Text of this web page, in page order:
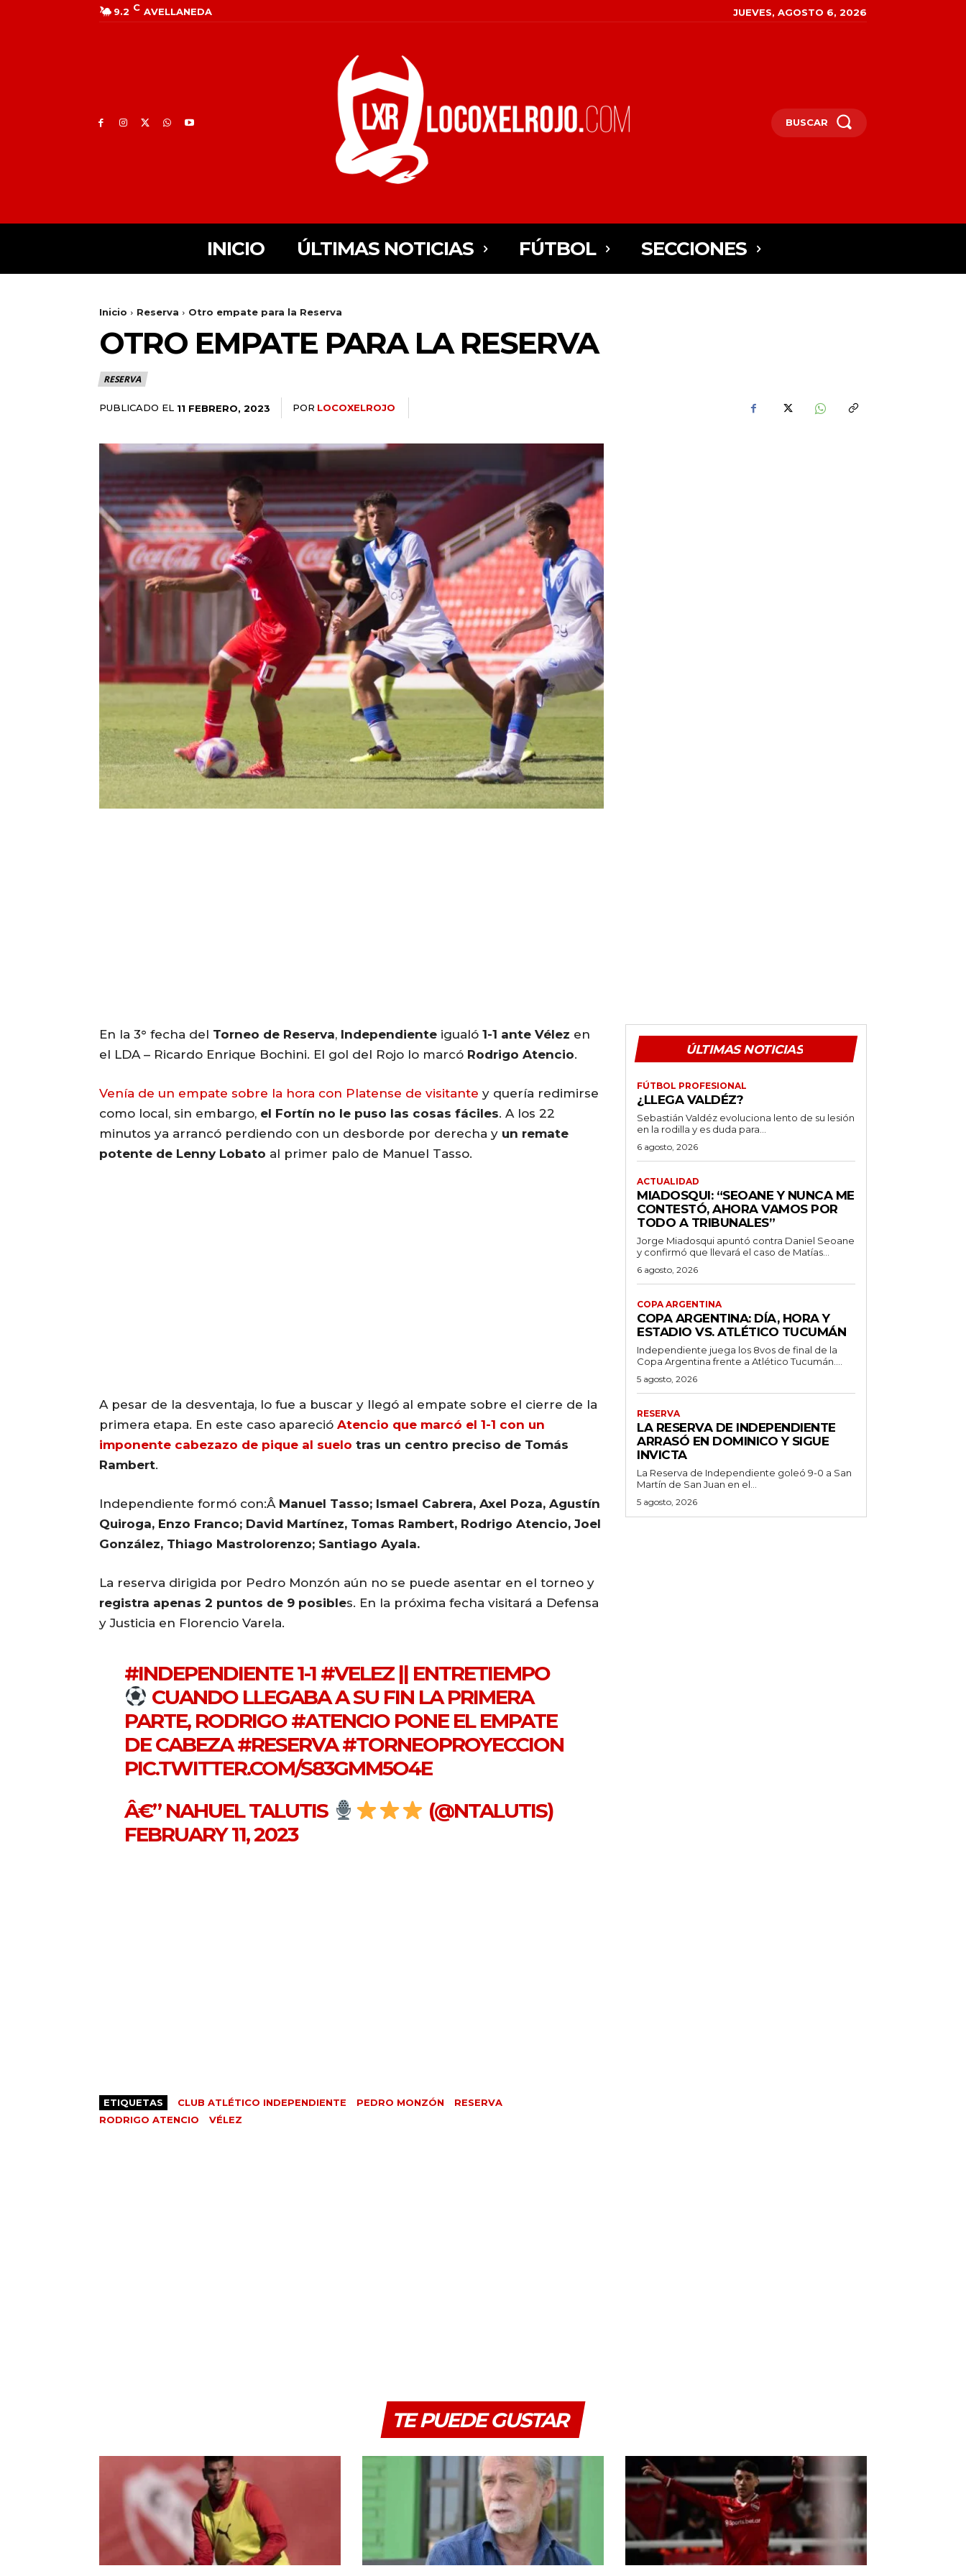
9.2 C AVELLANEDA JUEVES, AGOSTO 6, 2026
BUSCAR
INICIO ÚLTIMAS NOTICIAS FÚTBOL SECCIONES
Inicio Reserva Otro empate para la Reserva
OTRO EMPATE PARA LA RESERVA
RESERVA
PUBLICADO EL 11 FEBRERO, 2023 POR LOCOXELROJO
En la 3° fecha del Torneo de Reserva, Independiente igualó 1-1 ante Vélez en
el LDA – Ricardo Enrique Bochini. El gol del Rojo lo marcó Rodrigo Atencio.
Venía de un empate sobre la hora con Platense de visitante y quería redimirse
como local, sin embargo, el Fortín no le puso las cosas fáciles. A los 22
minutos ya arrancó perdiendo con un desborde por derecha y un remate
potente de Lenny Lobato al primer palo de Manuel Tasso.
A pesar de la desventaja, lo fue a buscar y llegó al empate sobre el cierre de la
primera etapa. En este caso apareció Atencio que marcó el 1-1 con un
imponente cabezazo de pique al suelo tras un centro preciso de Tomás
Rambert.
Independiente formó con:Â Manuel Tasso; Ismael Cabrera, Axel Poza, Agustín
Quiroga, Enzo Franco; David Martínez, Tomas Rambert, Rodrigo Atencio, Joel
González, Thiago Mastrolorenzo; Santiago Ayala.
La reserva dirigida por Pedro Monzón aún no se puede asentar en el torneo y
registra apenas 2 puntos de 9 posibles. En la próxima fecha visitará a Defensa
y Justicia en Florencio Varela.
#INDEPENDIENTE1-1 #VELEZ|| ENTRETIEMPO
CUANDO LLEGABA A SU FIN LA PRIMERA
PARTE, RODRIGO#ATENCIOPONE EL EMPATE
DE CABEZA#RESERVA #TORNEOPROYECCION
PIC.TWITTER.COM/S83GMM5O4E
Â€” NAHUEL TALUTIS
(@NTALUTIS)
FEBRUARY 11, 2023
ETIQUETAS CLUB ATLÉTICO INDEPENDIENTE PEDRO MONZÓN
RESERVA
RODRIGO ATENCIO
VÉLEZ
ÚLTIMAS NOTICIAS
FÚTBOL PROFESIONAL
¿LLEGA VALDÉZ?
Sebastián Valdéz evoluciona lento de su lesión
en la rodilla y es duda para...
6 agosto, 2026
ACTUALIDAD
MIADOSQUI: “SEOANE Y NUNCA ME
CONTESTÓ, AHORA VAMOS POR
TODO A TRIBUNALES”
Jorge Miadosqui apuntó contra Daniel Seoane
y confirmó que llevará el caso de Matías...
6 agosto, 2026
COPA ARGENTINA
COPA ARGENTINA: DÍA, HORA Y
ESTADIO VS. ATLÉTICO TUCUMÁN
Independiente juega los 8vos de final de la
Copa Argentina frente a Atlético Tucumán....
5 agosto, 2026
RESERVA
LA RESERVA DE INDEPENDIENTE
ARRASÓ EN DOMINICO Y SIGUE
INVICTA
La Reserva de Independiente goleó 9-0 a San
Martín de San Juan en el...
5 agosto, 2026
TE PUEDE GUSTAR